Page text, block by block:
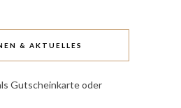
& AKTUELLES
Gutscheinkarte oder